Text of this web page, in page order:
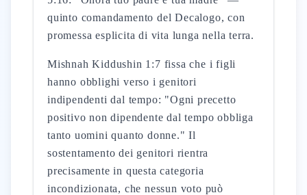
quinto comandamento del Decalogo, con
promessa esplicita di vita lunga nella terra.
Mishnah Kiddushin 1:7 fissa che i figli
hanno obblighi verso i genitori
indipendenti dal tempo: "Ogni precetto
positivo non dipendente dal tempo obbliga
tanto uomini quanto donne." Il
sostentamento dei genitori rientra
precisamente in questa categoria
incondizionata, che nessun voto può